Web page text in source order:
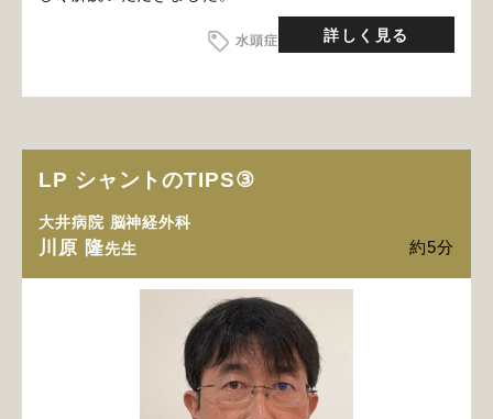
水頭症 詳しく見る
LP シャントのTIPS③
大井病院 脳神経外科
川原 隆先生 約5分